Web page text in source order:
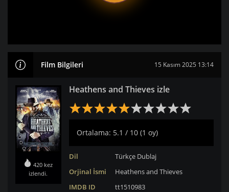
Film Bilgileri 15 Kasım 2025 13:14
420 kez
izlendi.
Heathens and Thieves izle
Ortalama: 5.1 / 10 (1 oy)
Dil
Türkçe Dublaj
Orjinal İsmi
Heathens and Thieves
IMDB ID
tt1510983